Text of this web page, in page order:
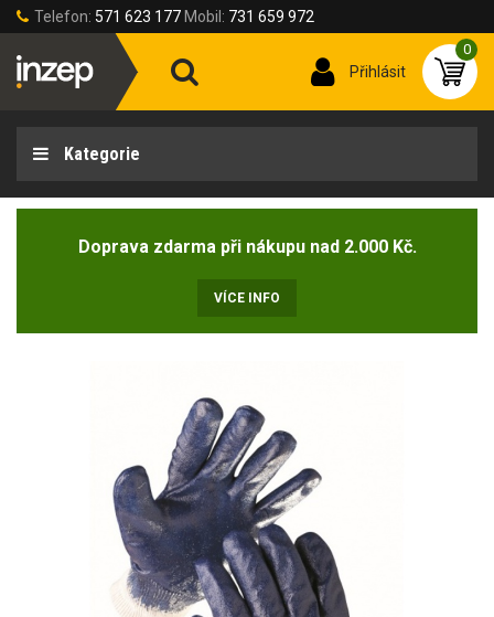
Telefon: 571 623 177 Mobil: 731 659 972
Přihlásit
0
Kategorie
Doprava zdarma při nákupu nad 2.000 Kč.
VÍCE INFO